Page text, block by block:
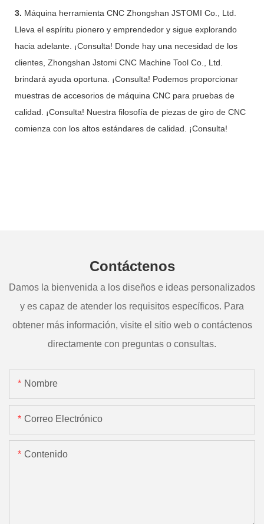
3. Máquina herramienta CNC Zhongshan JSTOMI Co., Ltd.
Lleva el espíritu pionero y emprendedor y sigue explorando
hacia adelante. ¡Consulta! Donde hay una necesidad de los
clientes, Zhongshan Jstomi CNC Machine Tool Co., Ltd.
brindará ayuda oportuna. ¡Consulta! Podemos proporcionar
muestras de accesorios de máquina CNC para pruebas de
calidad. ¡Consulta! Nuestra filosofía de piezas de giro de CNC
comienza con los altos estándares de calidad. ¡Consulta!
Contáctenos
Damos la bienvenida a los diseños e ideas personalizados
y es capaz de atender los requisitos específicos. Para
obtener más información, visite el sitio web o contáctenos
directamente con preguntas o consultas.
Nombre
Correo Electrónico
Contenido